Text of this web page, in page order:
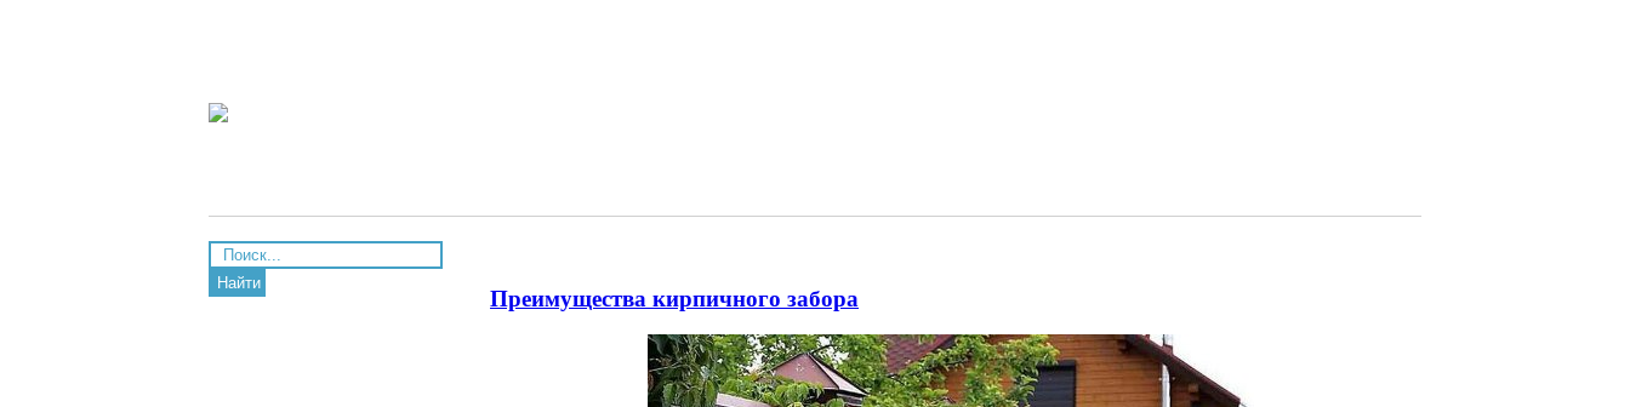
Найти
Преимущества кирпичного забора